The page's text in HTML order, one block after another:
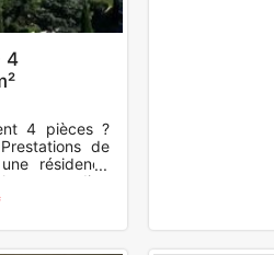
4
4 pièces ?
de
résidence
standing